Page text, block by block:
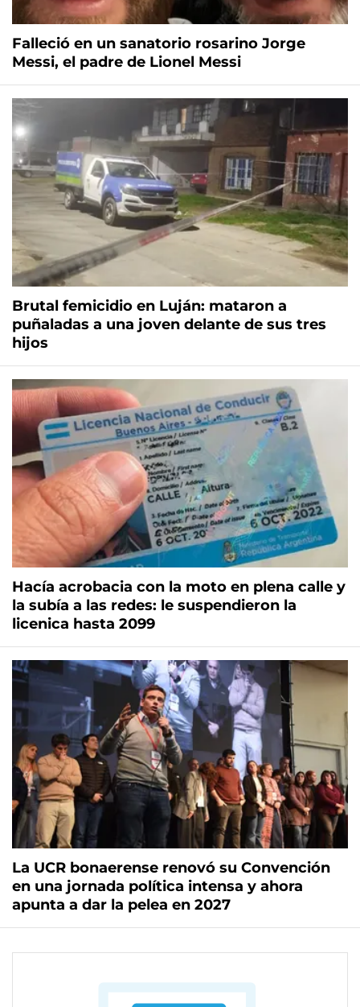
Falleció en un sanatorio rosarino Jorge
Messi, el padre de Lionel Messi
Brutal femicidio en Luján: mataron a
puñaladas a una joven delante de sus tres
hijos
Hacía acrobacia con la moto en plena calle y
la subía a las redes: le suspendieron la
licenica hasta 2099
La UCR bonaerense renovó su Convención
en una jornada política intensa y ahora
apunta a dar la pelea en 2027